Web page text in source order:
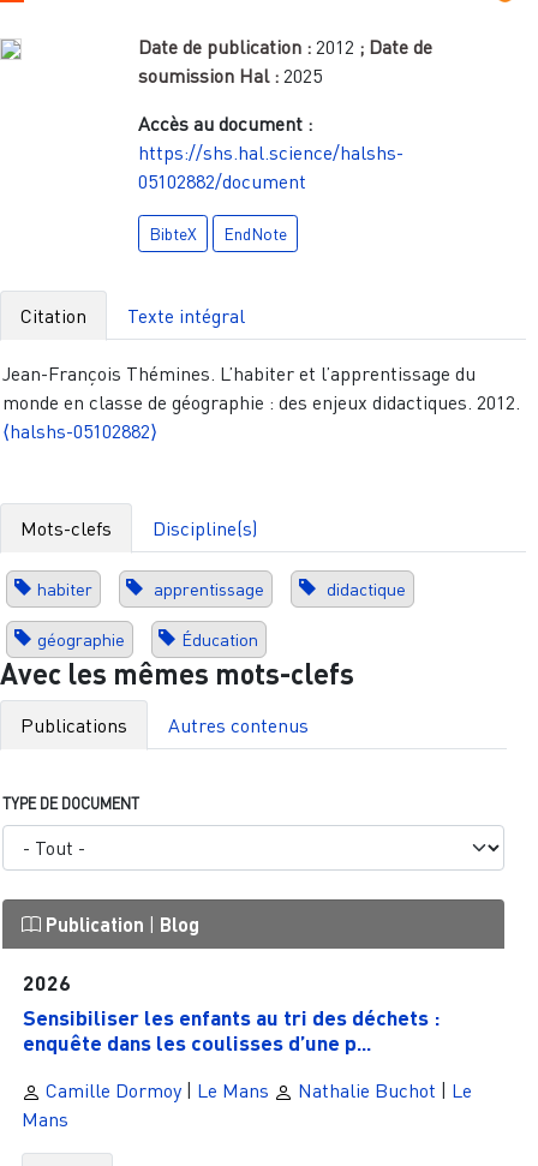
Date de publication : 2012 ; Date de
soumission Hal : 2025
Accès au document :
https://shs.hal.science/halshs-
05102882/document
BibteX EndNote
Citation Texte intégral
Jean-François Thémines. L’habiter et l’apprentissage du
monde en classe de géographie : des enjeux didactiques. 2012.
⟨halshs-05102882⟩
Mots-clefs Discipline(s)
habiter apprentissage didactique
géographie Éducation
Avec les mêmes mots-clefs
Publications Autres contenus
TYPE DE DOCUMENT
Publication | Blog
2026
Sensibiliser les enfants au tri des déchets :
enquête dans les coulisses d’une p...
Camille Dormoy| Le Mans Nathalie Buchot
Le
Mans